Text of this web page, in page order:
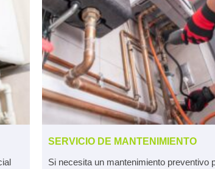
SERVICIO DE MANTENIMIENTO
Si necesita un mantenimiento preventivo